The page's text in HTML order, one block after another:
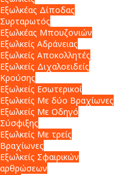
Εξωλκέας Δίποδας
Συρταρωτός
Εξωλκέας Μπουζονιών
Εξωλκείς Αδράνειας
Εξωλκείς Αποκολλητές
Εξωλκείς Διχαλοειδείς
Κρούσης
Εξωλκείς Εσωτερικοί
Εξωλκείς Με δύο Βραχίωνες
Εξωλκείς Με Οδηγό
Σύσφιξης
Εξωλκείς Με τρείς
Βραχίωνες
Εξωλκείς Σφαιρικών
αρθρώσεων